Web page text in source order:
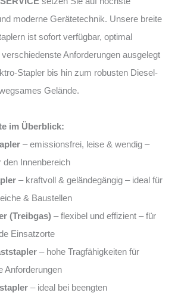
moderne Gerätetechnik. Unsere breite
ist sofort verfügbar, optimal
Anforderungen ausgelegt
Stapler bis hin zum robusten Diesel-
Gelände.
im Überblick:
– emissionsfrei, leise & wendig –
den Innenbereich
– kraftvoll & geländegängig – ideal für
& Baustellen
(Treibgas) – flexibel und effizient – für
Einsatzorte
– hohe Tragfähigkeiten für
Anforderungen
– ideal bei beengten